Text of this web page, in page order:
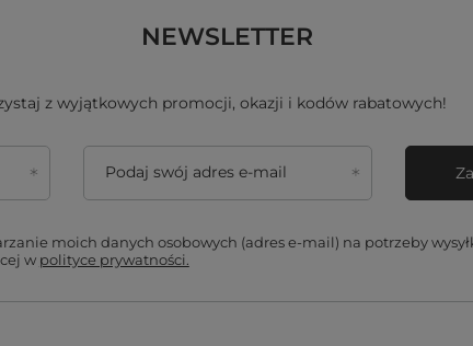
NEWSLETTER
z wyjątkowych promocji, okazji i kodów rabatowych!
Podaj swój adres e-mail
moich danych osobowych (adres e-mail) na potrzeby
w polityce prywatności.